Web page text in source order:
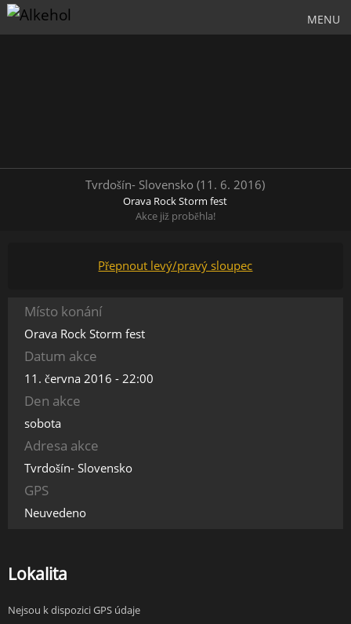
MENU
Tvrdošín- Slovensko (11. 6. 2016)
Orava Rock Storm fest
Akce již proběhla!
Přepnout levý/pravý sloupec
Místo konání
Orava Rock Storm fest
Datum akce
11. června 2016 - 22:00
Den akce
sobota
Adresa akce
Tvrdošín- Slovensko
GPS
Neuvedeno
Lokalita
Nejsou k dispozici GPS údaje